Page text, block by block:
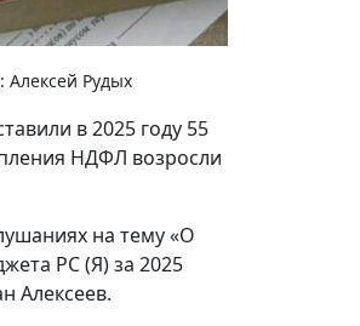
Алексей Рудых
в 2025 году 55
НДФЛ возросли
на тему «О
РС (Я) за 2025
Алексеев.